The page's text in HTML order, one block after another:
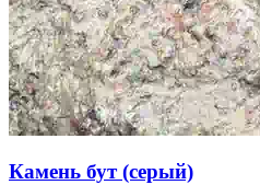
Камень бут (серый)